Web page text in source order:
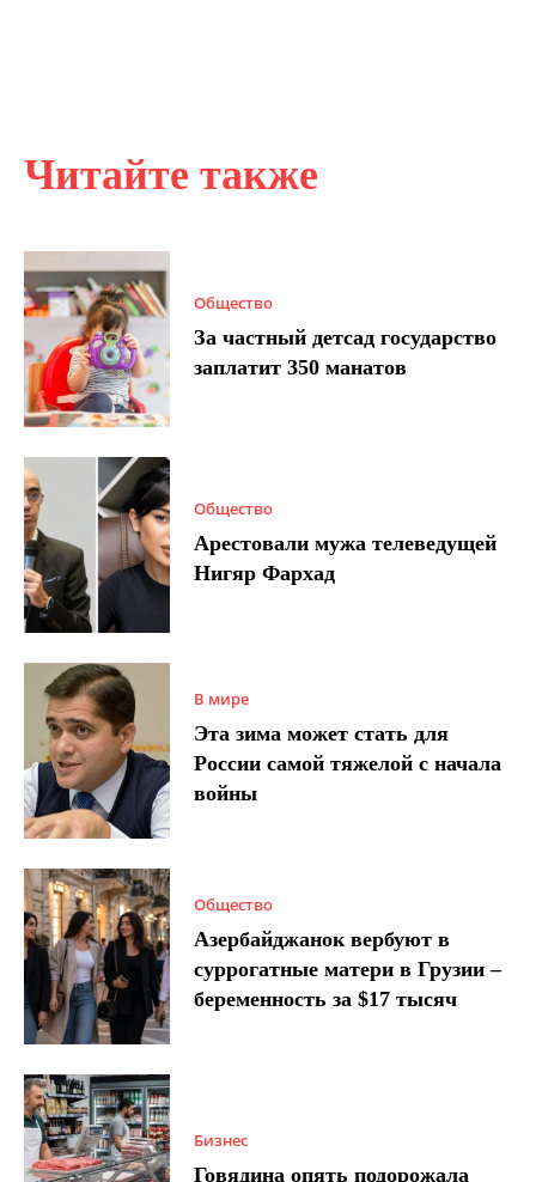
Читайте также
Общество
За частный детсад государство
заплатит 350 манатов
Общество
Арестовали мужа телеведущей
Нигяр Фархад
В мире
Эта зима может стать для
России самой тяжелой с начала
войны
Общество
Азербайджанок вербуют в
суррогатные матери в Грузии –
беременность за $17 тысяч
Бизнес
Говядина опять подорожала